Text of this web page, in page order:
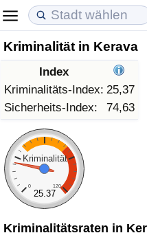
Kriminalität in Kerava
Index
Kriminalitäts-Index: 25,37
Sicherheits-Index:
74,63
Kriminalität
0 120
25.37
Kriminalitätsraten in
Lebenshaltungskosten
Lebenshaltungskosten-
Lebenshaltungskosten-
Lebenshaltungskosten-
in Akaba
Immobilienpreise
Immobilienpreis-Index
Immobilienpreis-Index
Immobilienpreis-Index
Lebensqualität
Lebensqualität-Index
Lebensqualität-Index
Lebensqualitätsindex nach
Kriminalität
Kriminalitäts-Index